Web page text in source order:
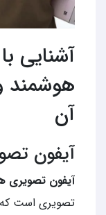
آشنایی
هوشمند
آن
آیفون
آیفون تصویری
تصویری است که